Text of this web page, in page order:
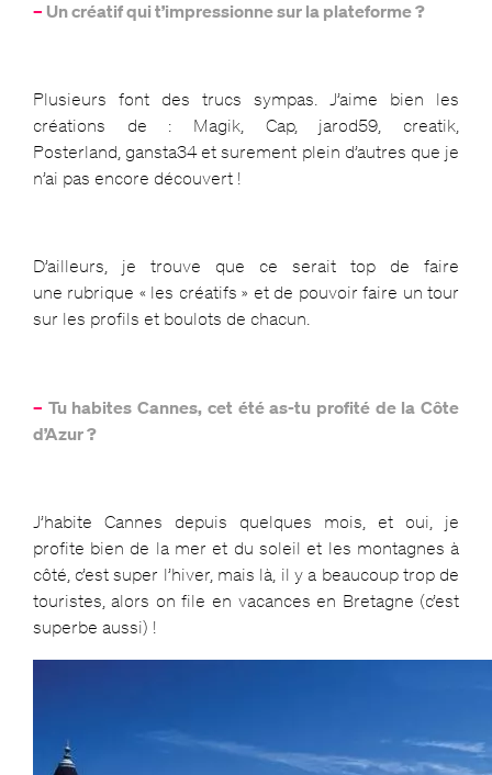
– Un créatif qui t’impressionne sur la plateforme ?
Plusieurs font des trucs sympas. J’aime bien les
créations de : Magik, Cap, jarod59, creatik,
Posterland, gansta34 et surement plein d’autres que je
n’ai pas encore découvert !
D’ailleurs, je trouve que ce serait top de faire
une rubrique « les créatifs » et de pouvoir faire un tour
sur les profils et boulots de chacun.
– Tu habites Cannes, cet été as-tu profité de la Côte
d’Azur ?
J’habite Cannes depuis quelques mois, et oui, je
profite bien de la mer et du soleil et les montagnes à
côté, c’est super l’hiver, mais là, il y a beaucoup trop de
touristes, alors on file en vacances en Bretagne (c’est
superbe aussi) !